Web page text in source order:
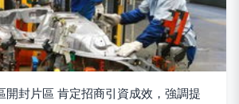
開封片區 肯定招商引資成效，強調提